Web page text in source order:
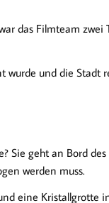
das Filmteam zwei
wurde und die Stadt
Sie geht an Bord
werden muss.
eine Kristallgrotte